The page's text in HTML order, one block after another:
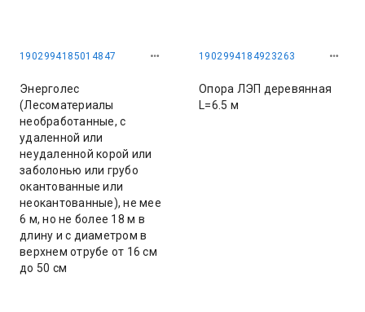
1902994185014847
Энерголес
(Лесоматериалы
необработанные, с
удаленной или
неудаленной корой или
заболонью или грубо
окантованные или
неокантованные), не мее
6 м, но не более 18 м в
длину и с диаметром в
верхнем отрубе от 16 см
до 50 см
1902994184923263
Опора ЛЭП деревянная
L=6.5 м